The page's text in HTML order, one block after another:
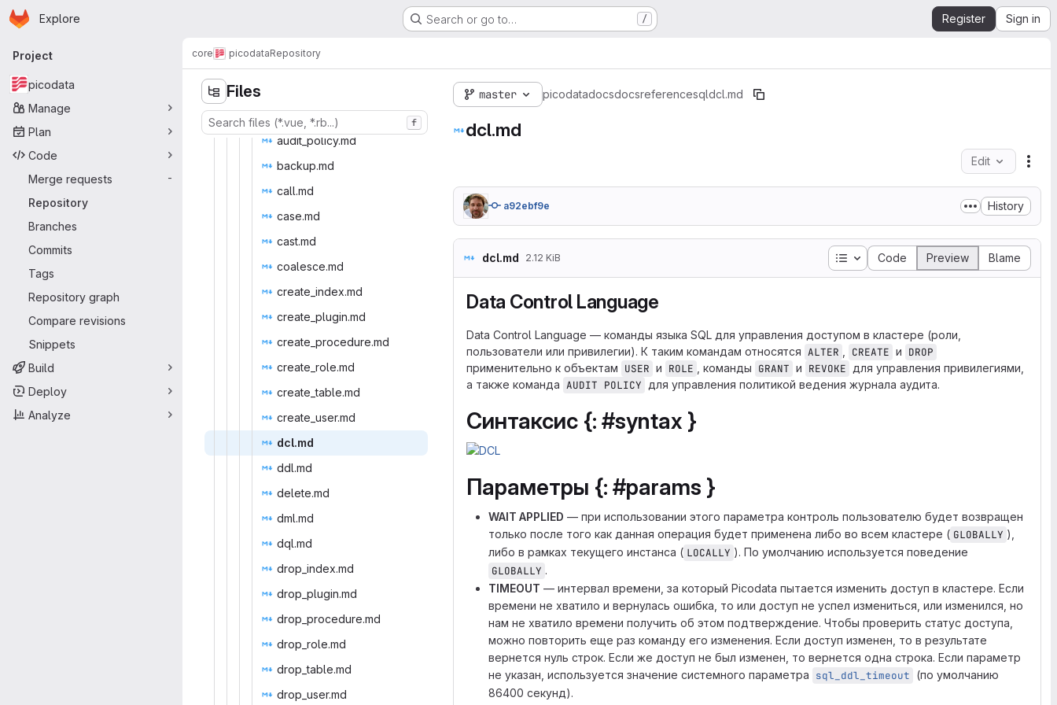
Skip to main content
Homepage
Explore Search or go to… / Register Sign in
Primary navigation
Project
picodata
Manage
Plan
Code
Merge requests
-
Repository
Branches
Commits
Tags
Repository graph
Compare revisions
Snippets
Build
Deploy
Analyze
core picodataRepository
Files
f
audit_p‎olicy.md‎
back‎up.md‎
cal‎l.md‎
cas‎e.md‎
cas‎t.md‎
coale‎sce.md‎
create_ ‎index.md‎
create_p‎lugin.md‎
create_pr‎ocedure.md‎
create_ ‎role.md‎
create_‎table.md‎
create_ ‎user.md‎
dcl‎.md‎
ddl‎.md‎
dele‎te.md‎
dml‎.md‎
dql‎.md‎
drop_i‎ndex.md‎
drop_pl‎ugin.md‎
drop_pro‎cedure.md‎
drop_r‎ole.md‎
drop_t‎able.md‎
drop_u‎ser.md‎
master picodatadocsdocsreferencesqldcl.md
dcl.md
Edit
a92ebf9e History
dcl.md 2.12 KiB Table of contents
Code Preview Blame
Data Control Language
Data Control Language — команды языка SQL для управления доступом в кластере (роли,
пользователи или привилегии). К таким командам относятся ALTER CREATE и DROP
применительно к объектам USER и ROLE , команды GRANT и REVOKE для управления привилегиями,
а также команда AUDIT POLICY для управления политикой ведения журнала аудита.
Синтаксис {: #syntax }
Параметры {: #params }
WAIT APPLIED — при использовании этого параметра контроль пользователю будет возвращен
только после того как данная операция будет применена либо во всем кластере ( GLOBALLY ),
либо в рамках текущего инстанса ( LOCALLY ). По умолчанию используется поведение
GLOBALLY .
TIMEOUT — интервал времени, за который Picodata пытается изменить доступ в кластере. Если
времени не хватило и вернулась ошибка, то или доступ не успел измениться, или изменился, но
нам не хватило времени получить об этом подтверждение. Чтобы проверить статус доступа,
можно повторить еще раз команду его изменения. Если доступ изменен, то в результате
вернется нуль строк. Если же доступ не был изменен, то вернется одна строка. Если параметр
не указан, используется значение системного параметра sql_ddl_timeout (по умолчанию
86400 секунд).